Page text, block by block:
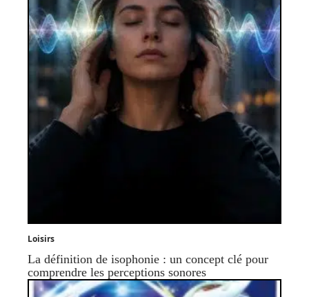
Loisirs
La définition de isophonie : un concept clé pour
comprendre les perceptions sonores